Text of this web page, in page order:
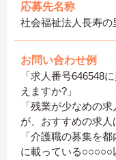
応募先名称
社会福祉法人長寿の
お問い合わせ例
「求人番号646548
えますか?」
「残業が少なめの
が、おすすめの求人
「介護職の募集を
に載っている○○○○○